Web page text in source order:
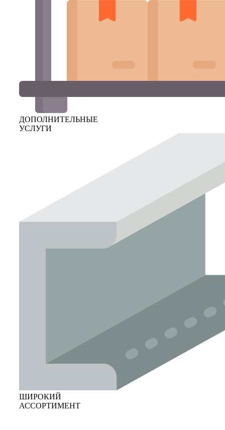
ДОПОЛНИТЕЛЬНЫЕ
УСЛУГИ
ШИРОКИЙ
АССОРТИМЕНТ